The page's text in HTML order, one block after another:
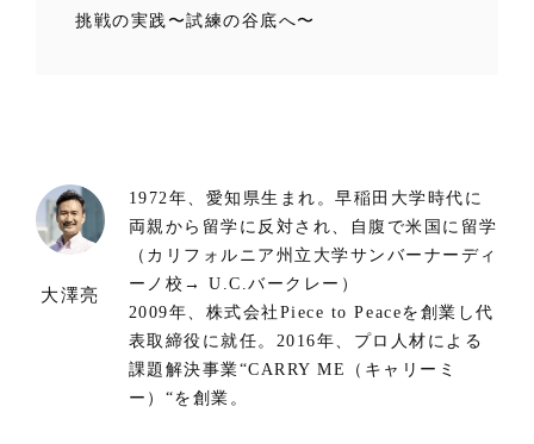
挑戦の実践〜試練の谷底へ〜
大澤亮
1972年、愛知県生まれ。早稲田大学時代に
両親から留学に反対され、自腹で米国に留学
（カリフォルニア州立大学サンバーナーディ
ーノ校→ U.C.バークレー）
2009年、株式会社Piece to Peaceを創業し代
表取締役に就任。2016年、プロ人材による
課題解決事業“CARRY ME（キャリーミ
ー）“を創業。